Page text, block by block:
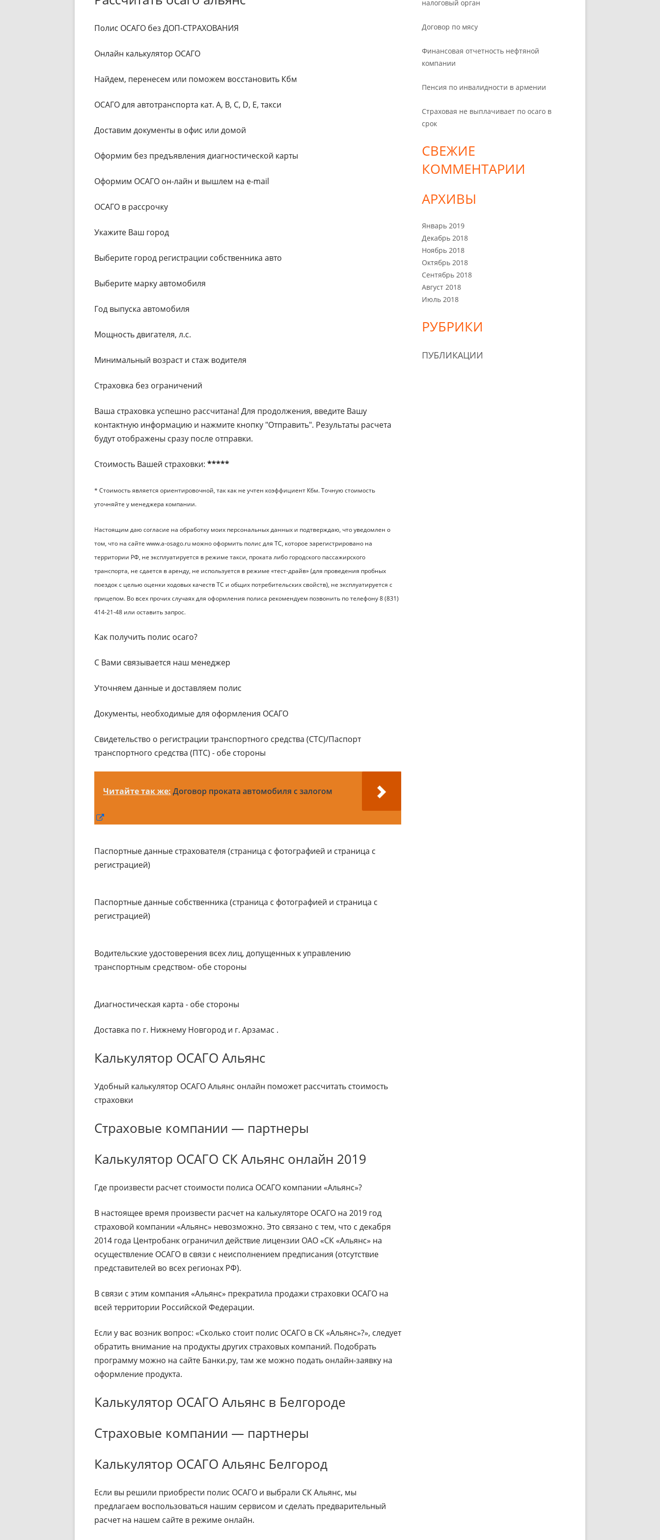
Полис ОСАГО без ДОП-СТРАХОВАНИЯ
Онлайн калькулятор ОСАГО
Найдем, перенесем или поможем восстановить Кбм
ОСАГО для автотранспорта кат. А, В, С, D, E, такси
Доставим документы в офис или домой
Оформим без предъявления диагностической карты
Оформим ОСАГО он-лайн и вышлем на e-mail
ОСАГО в рассрочку
Укажите Ваш город
Выберите город регистрации собственника авто
Выберите марку автомобиля
Год выпуска автомобиля
Мощность двигателя, л.с.
Минимальный возраст и стаж водителя
Страховка без ограничений
Ваша страховка успешно рассчитана! Для продолжения, введите Вашу
контактную информацию и нажмите кнопку "Отправить". Результаты расчета
будут отображены сразу после отправки.
Стоимость Вашей страховки: *****
* Стоимость является ориентировочной, так как не учтен коэффициент Кбм. Точную стоимость
уточняйте у менеджера компании.
Настоящим даю согласие на обработку моих персональных данных и подтверждаю, что уведомлен о
том, что на сайте www.a-osago.ru можно оформить полис для ТС, которое зарегистрировано на
территории РФ, не эксплуатируется в режиме такси, проката либо городского пассажирского
транспорта, не сдается в аренду, не используется в режиме «тест-драйв» (для проведения пробных
поездок с целью оценки ходовых качеств ТС и общих потребительских свойств), не эксплуатируется с
прицепом. Во всех прочих случаях для оформления полиса рекомендуем позвонить по телефону 8 (831)
414-21-48 или оставить запрос.
Как получить полис осаго?
С Вами связывается наш менеджер
Уточняем данные и доставляем полис
Документы, необходимые для оформления ОСАГО
Свидетельство о регистрации транспортного средства (СТС)/Паспорт
транспортного средства (ПТС) - обе стороны
Читайте так же: Договор проката автомобиля с залогом
окне
Паспортные данные страхователя (страница с фотографией и страница с
регистрацией)
Паспортные данные собственника (страница с фотографией и страница с
регистрацией)
Водительские удостоверения всех лиц, допущенных к управлению
транспортным средством- обе стороны
Диагностическая карта - обе стороны
Доставка по г. Нижнему Новгород и г. Арзамас .
Калькулятор ОСАГО Альянс
Удобный калькулятор ОСАГО Альянс онлайн поможет рассчитать стоимость
страховки
Страховые компании — партнеры
Калькулятор ОСАГО СК Альянс онлайн 2019
Где произвести расчет стоимости полиса ОСАГО компании «Альянс»?
В настоящее время произвести расчет на калькуляторе ОСАГО на 2019 год
страховой компании «Альянс» невозможно. Это связано с тем, что с декабря
2014 года Центробанк ограничил действие лицензии ОАО «СК «Альянс» на
осуществление ОСАГО в связи с неисполнением предписания (отсутствие
представителей во всех регионах РФ).
В связи с этим компания «Альянс» прекратила продажи страховки ОСАГО на
всей территории Российской Федерации.
Если у вас возник вопрос: «Сколько стоит полис ОСАГО в СК «Альянс»?», следует
обратить внимание на продукты других страховых компаний. Подобрать
программу можно на сайте Банки.ру, там же можно подать онлайн-заявку на
оформление продукта.
Калькулятор ОСАГО Альянс в Белгороде
Страховые компании — партнеры
Калькулятор ОСАГО Альянс Белгород
Если вы решили приобрести полис ОСАГО и выбрали СК Альянс, мы
предлагаем воспользоваться нашим сервисом и сделать предварительный
расчет на нашем сайте в режиме онлайн.
налоговый орган
Договор по мясу
Финансовая отчетность нефтяной
компании
Пенсия по инвалидности в армении
Страховая не выплачивает по осаго в
срок
СВЕЖИЕ
КОММЕНТАРИИ
АРХИВЫ
Январь 2019
Декабрь 2018
Ноябрь 2018
Октябрь 2018
Сентябрь 2018
Август 2018
Июль 2018
РУБРИКИ
ПУБЛИКАЦИИ